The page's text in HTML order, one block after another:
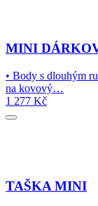
MINI
• Body s dlouhým
na kovový…
1 277 Kč
TAŠKA MINI